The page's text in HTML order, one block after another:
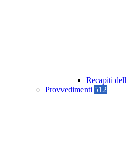
Recapiti
Provvedimenti 512